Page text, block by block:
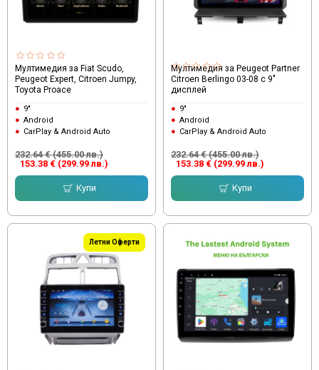
Мултимедия за Fiat Scudo,
Peugeot Expert, Citroen Jumpy,
Toyota Proace
9"
Android
CarPlay & Android Auto
153.38 € (299.99 лв.)
232.64 € (455.00 лв.)
Купи
Мултимедия за Peugeot Partner
Citroen Berlingo 03-08 с 9"
дисплей
9"
Android
CarPlay & Android Auto
153.38 € (299.99 лв.)
232.64 € (455.00 лв.)
Купи
Летни Оферти